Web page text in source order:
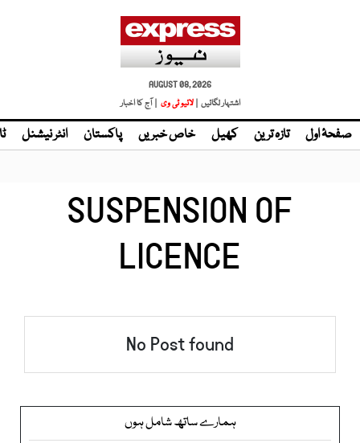
AUGUST 08, 2026
اشتہار لگائیں | لائیو ٹی وی | آج کا اخبار
صفحۂ اول تازہ ترین کھیل خاص خبریں پاکستان انٹر نیشنل
SUSPENSION OF
LICENCE
No Post found
ہمارے ساتھ شامل ہوں